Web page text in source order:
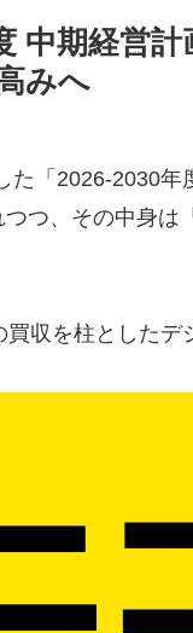
中期経営
みへ
た「2026-2030
つ、その中身
収を柱としたデ